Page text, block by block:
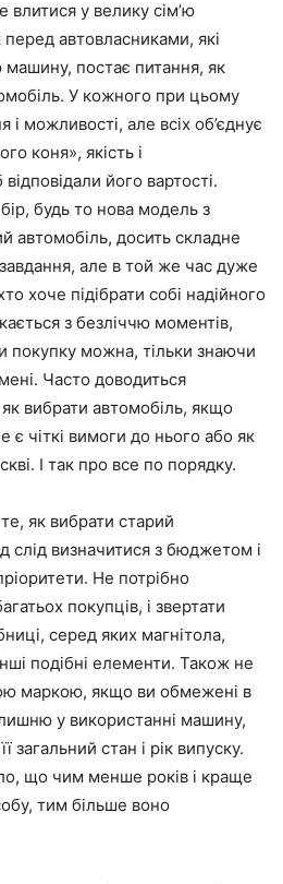
у велику сім’ю
автовласниками, які
постає питання, як
У кожного при цьому
можливості, але всіх об’єднує
коня», якість і
його вартості.
будь то нова модель з
автомобіль, досить складне
але в той же час дуже
хоче підібрати собі надійного
з безліччю моментів,
покупку можна, тільки знаючи
Часто доводиться
вибрати автомобіль, якщо
чіткі вимоги до нього або як
І так про все по порядку.
як вибрати старий
слід визначитися з бюджетом і
Не потрібно
покупців, і звертати
серед яких магнітола,
подібні елементи. Також не
маркою, якщо ви обмежені в
у використанні машину,
загальний стан і рік випуску.
що чим менше років і краще
тим більше воно